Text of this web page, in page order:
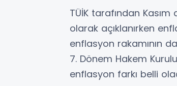
TÜİK tarafından Kasım
olarak açıklanırken
enflasyon rakamının
7. Dönem Hakem
enflasyon farkı belli